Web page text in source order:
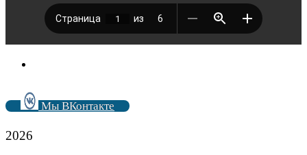
Мы ВКонтакте
2026